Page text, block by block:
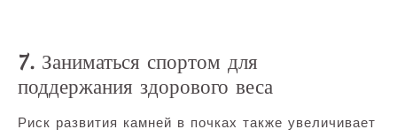
7. Заниматься спортом для
поддержания здорового веса
Риск развития камней в почках также увеличивает